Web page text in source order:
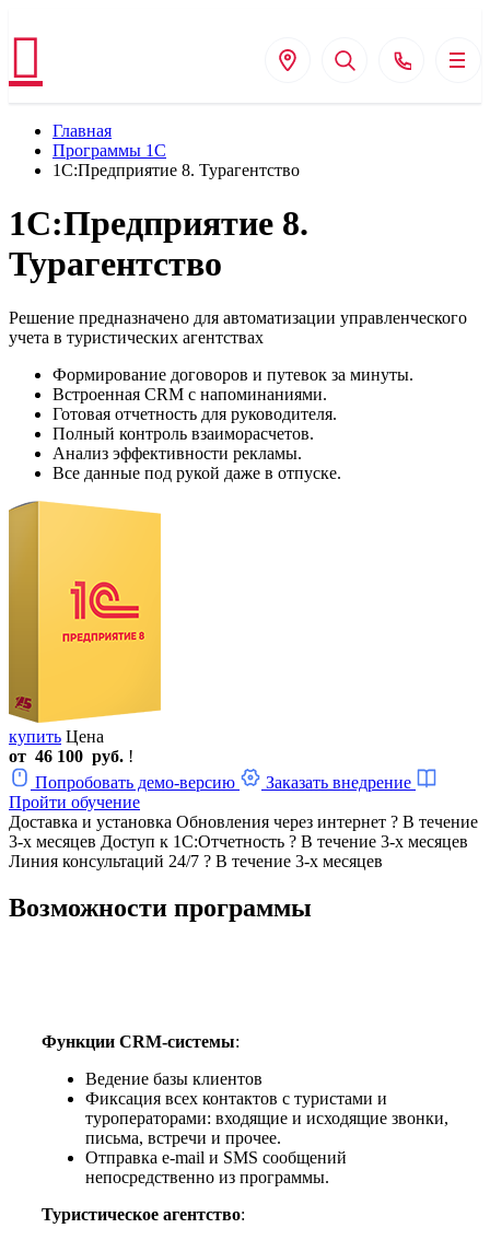
Главная
Программы 1С
1С:Предприятие 8. Турагентство
1С:Предприятие 8.
Турагентство
Решение предназначено для автоматизации управленческого
учета в туристических агентствах
Формирование договоров и путевок за минуты.
Встроенная CRM с напоминаниями.
Готовая отчетность для руководителя.
Полный контроль взаиморасчетов.
Анализ эффективности рекламы.
Все данные под рукой даже в отпуске.
купить Цена
от 46 100 руб. !
Попробовать демо-версию
Заказать внедрение
Пройти обучение
Доставка и установка Обновления через интернет ? В течение
3-х месяцев Доступ к 1С:Отчетность ? В течение 3-х месяцев
Линия консультаций 24/7 ? В течение 3-х месяцев
Возможности программы
Функции CRM-системы:
Ведение базы клиентов
Фиксация всех контактов с туристами и
туроператорами: входящие и исходящие звонки,
письма, встречи и прочее.
Отправка e-mail и SMS сообщений
непосредственно из программы.
Туристическое агентство: